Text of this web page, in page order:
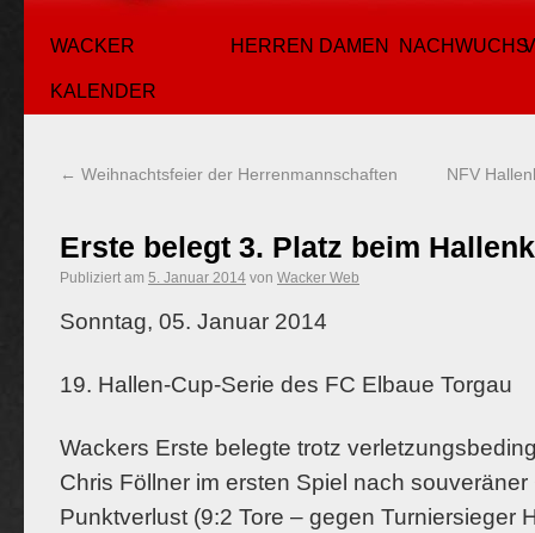
WACKER
KALENDER
HERREN DAMEN NACHWUCHS
← Weihnachtsfeier der Herrenmannschaften NFV
Erste belegt 3. Platz beim
Publiziert am 5. Januar 2014 von Wacker Web
Sonntag, 05. Januar 2014
19. Hallen-Cup-Serie des FC Elbaue Torgau
Wackers Erste belegte trotz
Chris Föllner im ersten Spiel nach
Punktverlust (9:2 Tore – gegen Turniersieger